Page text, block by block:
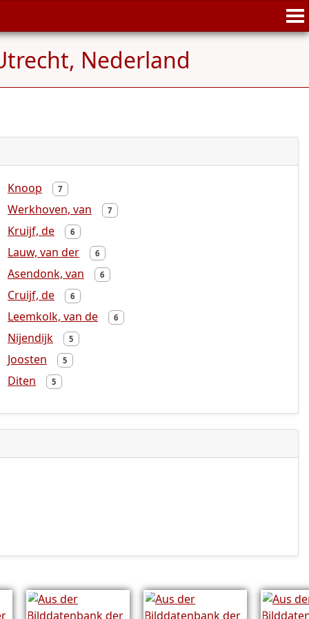
Nederland
Knoop 7
Werkhoven, van 7
Kruijf, de 6
Lauw, van der 6
Asendonk, van 6
Cruijf, de 6
Leemkolk, van de 6
Nijendijk 5
Joosten 5
Diten 5